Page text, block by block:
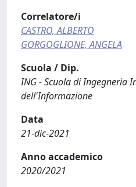
Correlatore/i
CASTRO, ALBERTO
GORGOGLIONE, ANGELA
Scuola / Dip.
ING - Scuola di Ingegneria
dell'Informazione
Data
21-dic-2021
Anno accademico
2020/2021